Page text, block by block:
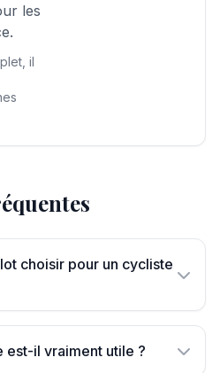
les
il
choisir pour un cycliste
est-il vraiment utile ?